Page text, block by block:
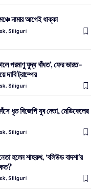
নামার আগেই ধাক্কা
Siliguri
পরমাণু যুদ্ধ বাঁধত’, ফের ভারত-
দাবি ট্রাম্পের
Siliguri
ধৃত বিজেপি যুব নেতা, মেডিকেলের
Siliguri
হলেন শাহরুখ, ‘বলিউড বাদশা’র
কত?
Siliguri